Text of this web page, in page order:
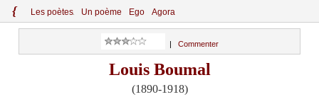
{ Les poètes Un poème Ego Agora
Commenter
Louis Boumal
(1890-1918)